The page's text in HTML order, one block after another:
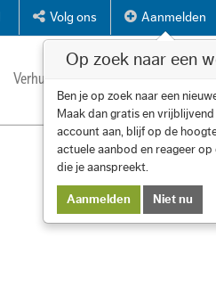
Volg ons Aanmelden
Verhuren
Op zoek naar een
Ben je op zoek naar een
Maak dan gratis en vrijblijvend
account aan, blijf op de
actuele aanbod en reageer op
die je aanspreekt.
Aanmelden Niet nu